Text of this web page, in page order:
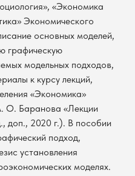
«Экономика
Экономического
основных моделей,
графическую
модельных подходов,
к курсу лекций,
«Экономика»
О. Баранова «Лекции
доп., 2020 г.). В пособии
подход,
установления
моделях.